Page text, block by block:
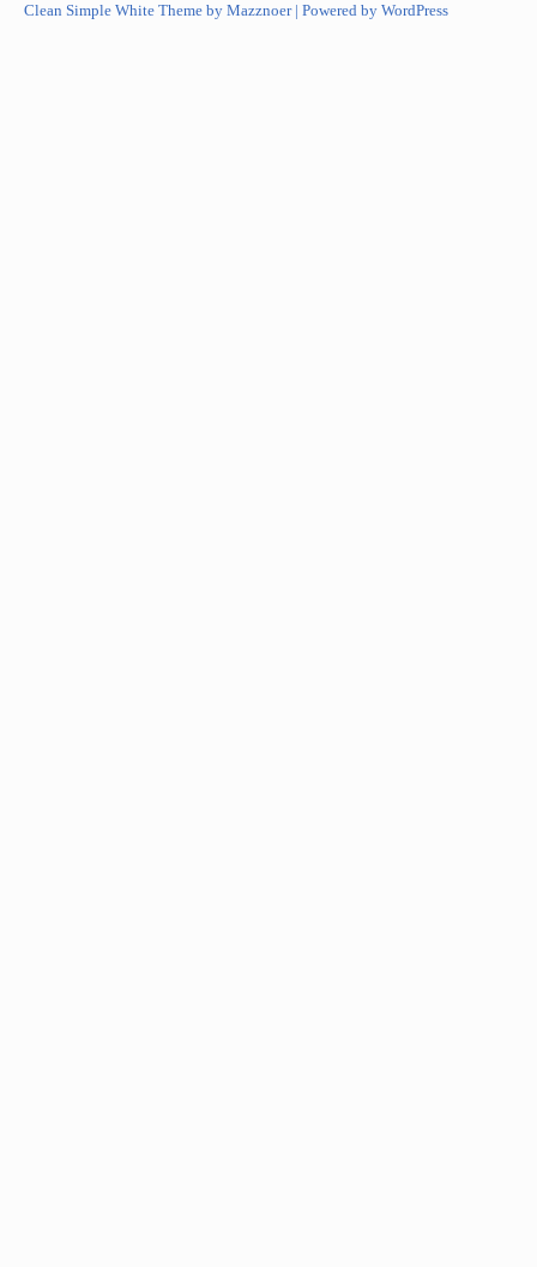
Clean Simple White Theme by Mazznoer | Powered by WordPress